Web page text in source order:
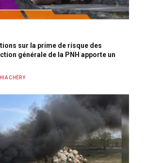
sur la prime de risque des
générale de la PNH apporte un
CHÉRY